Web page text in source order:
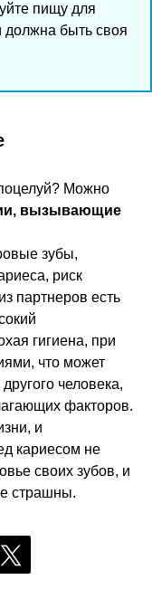
пищу для
должна быть своя
Можно
вызывающие
зубы,
риск
партнеров есть
гигиена, при
что может
человека,
факторов.
и
кариесом не
своих зубов, и
страшны.